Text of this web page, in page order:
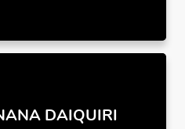
DAIQUIRI